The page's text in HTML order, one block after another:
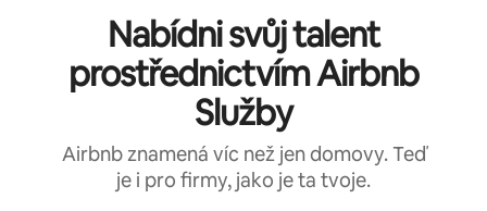
Nabídni svůj talent
prostřednictvím Airbnb
Služby
Airbnb znamená víc než jen domovy.Teď
je i pro firmy, jako je ta tvoje.